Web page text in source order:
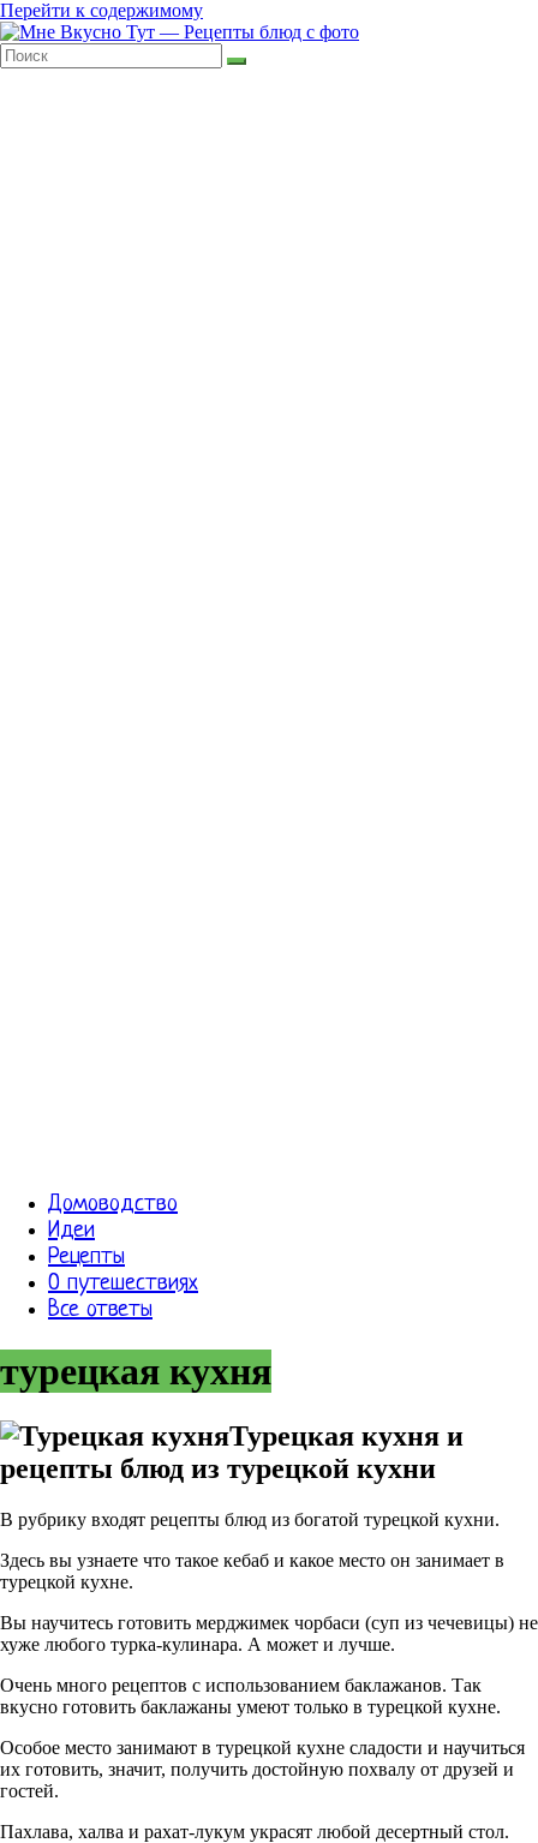
Перейти к содержимому
Домоводство
Идеи
Рецепты
О путешествиях
Все ответы
турецкая кухня
Турецкая кухня и
рецепты блюд из турецкой кухни
В рубрику входят рецепты блюд из богатой турецкой кухни.
Здесь вы узнаете что такое кебаб и какое место он занимает в
турецкой кухне.
Вы научитесь готовить мерджимек чорбаси (суп из чечевицы) не
хуже любого турка-кулинара. А может и лучше.
Очень много рецептов с использованием баклажанов. Так
вкусно готовить баклажаны умеют только в турецкой кухне.
Особое место занимают в турецкой кухне сладости и научиться
их готовить, значит, получить достойную похвалу от друзей и
гостей.
Пахлава, халва и рахат-лукум украсят любой десертный стол.